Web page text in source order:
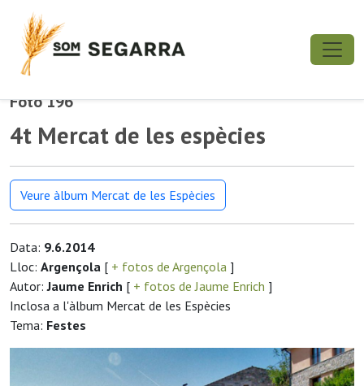
Foto 196
4t Mercat de les espècies
Veure àlbum Mercat de les Espècies
Data: 9.6.2014
Lloc: Argençola [ + fotos de Argençola ]
Autor:Jaume Enrich [ + fotos de Jaume Enrich ]
Inclosa a l'àlbum Mercat de les Espècies
Tema: Festes